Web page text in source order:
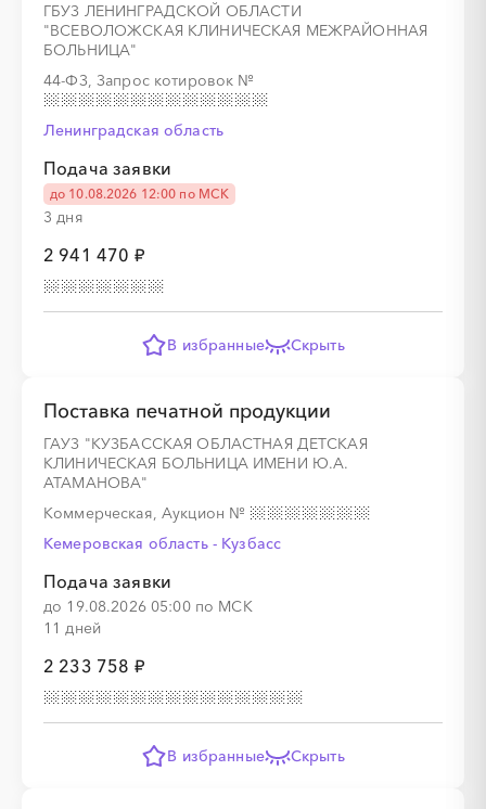
ГБУЗ ЛЕНИНГРАДСКОЙ ОБЛАСТИ
"ВСЕВОЛОЖСКАЯ КЛИНИЧЕСКАЯ МЕЖРАЙОННАЯ
БОЛЬНИЦА"
44-ФЗ, Запрос котировок №
Ленинградская область
Подача заявки
до 10.08.2026 12:00 по МСК
3 дня
2 941 470 ₽
В избранные Скрыть
Поставка печатной продукции
ГАУЗ "КУЗБАССКАЯ ОБЛАСТНАЯ ДЕТСКАЯ
КЛИНИЧЕСКАЯ БОЛЬНИЦА ИМЕНИ Ю.А.
АТАМАНОВА"
Коммерческая, Аукцион №
Кемеровская область - Кузбасс
Подача заявки
до 19.08.2026 05:00 по МСК
11 дней
2 233 758 ₽
В избранные Скрыть